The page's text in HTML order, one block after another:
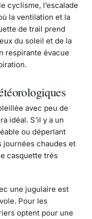
cyclisme, l’escalade
la ventilation et la
de trail prend
du soleil et de la
respirante évacue
avec peu de
idéal. S’il y a un
ou déperlant
journées chaudes et
casquette très
une jugulaire est
Pour les
optent pour une